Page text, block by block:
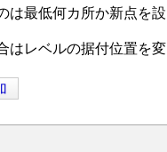
は最低何カ所か新点を
はレベルの据付位置を